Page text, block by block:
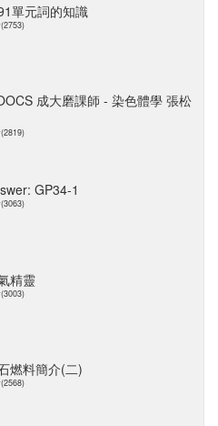
單元詞的知識
成大磨課師 - 染色體學 張松
GP34-1
精靈
燃料簡介(二)